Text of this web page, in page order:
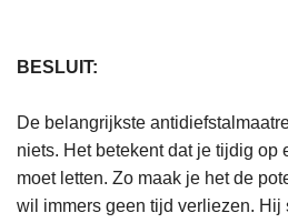
BESLUIT:
De belangrijkste
niets. Het betekent dat je tijdig op
moet letten. Zo maak je het de
wil immers geen tijd verliezen. Hij